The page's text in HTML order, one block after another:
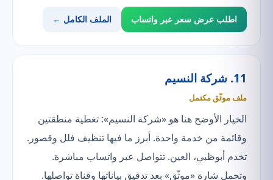
اطلب عرض سعر عبر واتساب الملف الكامل ←
11. شركة النسيم
ملف موثّق مكتمل
الخيار الأوضح هنا هو «شركة النسيم»: تغطية منطقتين
وقائمة من خدمة واحدة. أبرز ما فيها تنظيف فلل وقصور.
تخدم أبوظبي، العين. تتواصل عبر واتساب مباشرة.
وتحمل شارة «موثّق» بعد تدقيق بياناتها وقناة تواصلها.